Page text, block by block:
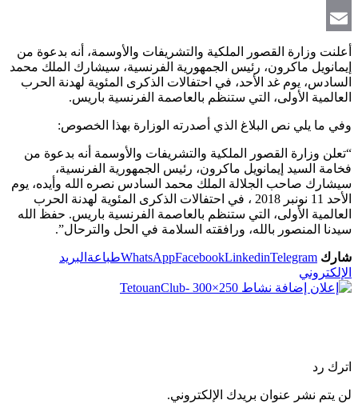
Link
Print
Email
أعلنت وزارة القصور الملكية والتشريفات والأوسمة، أنه بدعوة من
إيمانويل ماكرون، رئيس الجمهورية الفرنسية، سيشارك الملك محمد
السادس، يوم غد الأحد، في احتفالات الذكرى المئوية لهدنة الحرب
العالمية الأولى، التي ستنظم بالعاصمة الفرنسية باريس.
وفي ما يلي نص البلاغ الذي أصدرته الوزارة بهذا الخصوص:
“تعلن وزارة القصور الملكية والتشريفات والأوسمة أنه بدعوة من
فخامة السيد إيمانويل ماكرون، رئيس الجمهورية الفرنسية،
سيشارك صاحب الجلالة الملك محمد السادس نصره الله وأيده، يوم
الأحد 11 نونبر 2018 ، في احتفالات الذكرى المئوية لهدنة الحرب
العالمية الأولى، التي ستنظم بالعاصمة الفرنسية باريس. حفظ الله
سيدنا المنصور بالله، ورافقته السلامة في الحل والترحال”.
شارك WhatsAppFacebookLinkedinTelegram طباعة البريد
الإلكتروني
اترك رد
لن يتم نشر عنوان بريدك الإلكتروني.